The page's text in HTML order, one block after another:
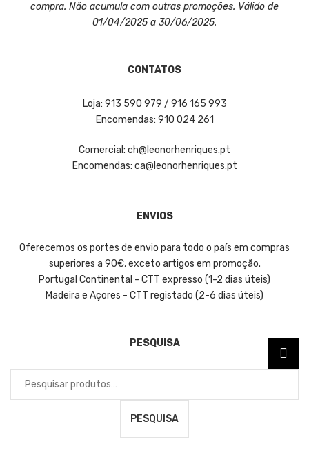
compra. Não acumula com outras promoções. Válido de
01/04/2025 a 30/06/2025.
CONTATOS
Loja: 913 590 979 / 916 165 993
Encomendas: 910 024 261
Comercial: ch@leonorhenriques.pt
Encomendas: ca@leonorhenriques.pt
ENVIOS
Oferecemos os portes de envio para todo o país em compras
superiores a 90€, exceto artigos em promoção.
Portugal Continental - CTT expresso (1-2 dias úteis)
Madeira e Açores - CTT registado (2-6 dias úteis)
PESQUISA
PESQUISA